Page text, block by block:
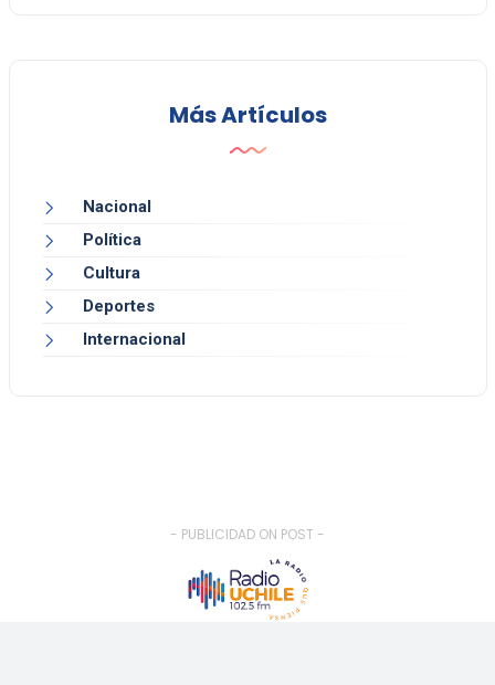
Más Artículos
Nacional
Política
Cultura
Deportes
Internacional
- PUBLICIDAD ON POST -